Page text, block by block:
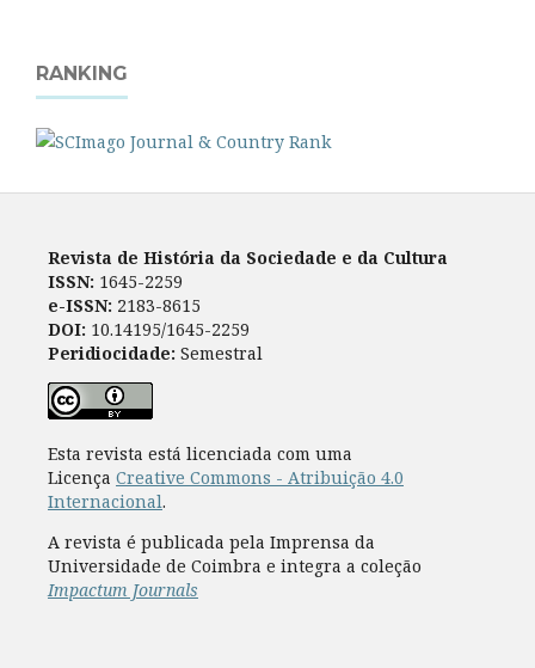
RANKING
Revista de História da Sociedade e da Cultura
ISSN: 1645-2259
e-ISSN: 2183-8615
DOI: 10.14195/1645-2259
Peridiocidade: Semestral
Esta revista está licenciada com uma
Licença Creative Commons - Atribuição 4.0
Internacional.
A revista é publicada pela Imprensa da
Universidade de Coimbra e integra a coleção
Impactum Journals